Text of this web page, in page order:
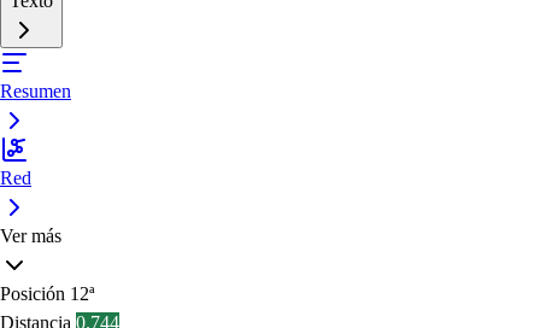
Resumen
Red
Ver más
Posición 12ª
Distancia 0.744